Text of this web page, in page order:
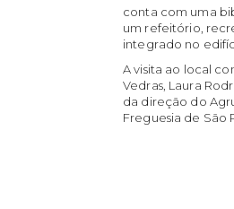
conta com uma
um refeitório,
integrado no
A visita ao local
Vedras, Laura
da direção do
Freguesia de São